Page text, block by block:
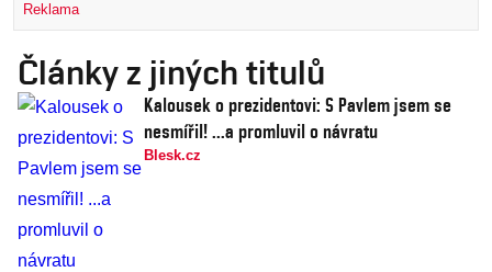
Reklama
Články z jiných titulů
Kalousek o prezidentovi: S Pavlem jsem se
nesmířil! ...a promluvil o návratu
Blesk.cz